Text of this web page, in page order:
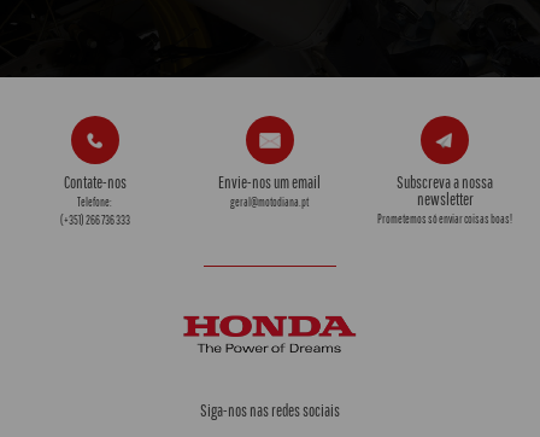
Contate-nos
Telefone:
(+351) 266 736 333
Envie-nos um email
geral@motodiana.pt
Subscreva a nossa
newsletter
Prometemos só enviar coisas boas!
Siga-nos nas redes sociais